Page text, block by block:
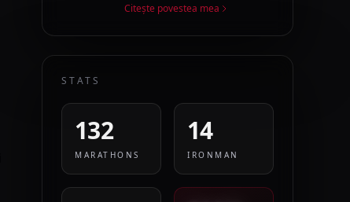
acestui drum.
Citește povestea mea
STATS
132
MARATHONS
14
IRONMAN